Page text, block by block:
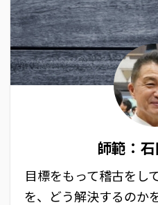
師範：
目標をもって稽古をし
を、どう解決するのか